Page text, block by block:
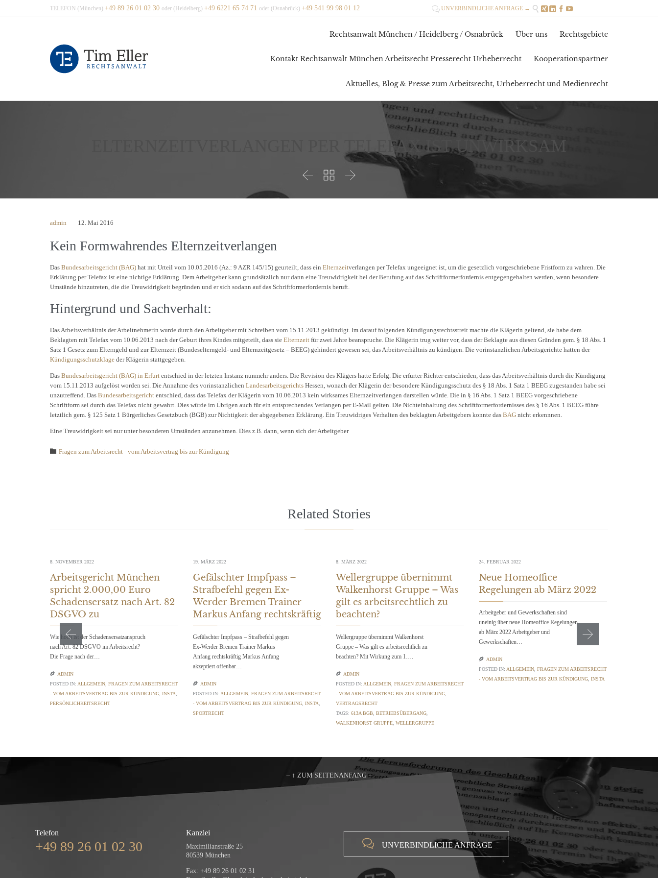
TELEFON (München) +49 89 26 01 02 30 oder (Heidelberg) +49 6221 65 74 71 oder (Osnabrück) +49 541 99 98 01 12  UNVERBINDLICHE ANFRAGE →     
Rechtsanwalt München / Heidelberg / Osnabrück Über uns Rechtsgebiete
Kontakt Rechtsanwalt München Arbeitsrecht Presserecht Urheberrecht Kooperationspartner
Aktuelles, Blog & Presse zum Arbeitsrecht, Urheberrecht und Medienrecht
ELTERNZEITVERLANGEN PER TELEFAX IST UNWIRKSAM
  
admin 12. Mai 2016
Kein Formwahrendes Elternzeitverlangen
Das Bundesarbeitsgericht (BAG) hat mit Urteil vom 10.05.2016 (Az.: 9 AZR 145/15) geurteilt, dass ein Elternzeitverlangen per Telefax ungeeignet ist, um die gesetzlich vorgeschriebene Fristform zu wahren. Die
Erklärung per Telefax ist eine nichtige Erklärung. Dem Arbeitgeber kann grundsätzlich nur dann eine Treuwidrigkeit bei der Berufung auf das Schriftformerfordernis entgegengehalten werden, wenn besondere
Umstände hinzutreten, die die Treuwidrigkeit begründen und er sich sodann auf das Schriftformerfordernis beruft.
Hintergrund und Sachverhalt:
Das Arbeitsverhältnis der Arbeitnehmerin wurde durch den Arbeitgeber mit Schreiben vom 15.11.2013 gekündigt. Im darauf folgenden Kündigungsrechtsstreit machte die Klägerin geltend, sie habe dem
Beklagten mit Telefax vom 10.06.2013 nach der Geburt ihres Kindes mitgeteilt, dass sie Elternzeit für zwei Jahre beanspruche. Die Klägerin trug weiter vor, dass der Beklagte aus diesen Gründen gem. § 18 Abs. 1
Satz 1 Gesetz zum Elterngeld und zur Elternzeit (Bundeselterngeld- und Elternzeitgesetz – BEEG) gehindert gewesen sei, das Arbeitsverhältnis zu kündigen. Die vorinstanzlichen Arbeitsgerichte hatten der
Kündigungsschutzklage der Klägerin stattgegeben.
Das Bundesarbeitsgericht (BAG) in Erfurt entschied in der letzten Instanz nunmehr anders. Die Revision des Klägers hatte Erfolg. Die erfurter Richter entschieden, dass das Arbeitsverhältnis durch die Kündigung
vom 15.11.2013 aufgelöst worden sei. Die Annahme des vorinstanzlichen Landesarbeitsgerichts Hessen, wonach der Klägerin der besondere Kündigungsschutz des § 18 Abs. 1 Satz 1 BEEG zugestanden habe sei
unzutreffend. Das Bundesarbeitsgericht entschied, dass das Telefax der Klägerin vom 10.06.2013 kein wirksames Elternzeitverlangen darstellen würde. Die in § 16 Abs. 1 Satz 1 BEEG vorgeschriebene
Schriftform sei durch das Telefax nicht gewahrt. Dies würde im Übrigen auch für ein entsprechendes Verlangen per E-Mail gelten. Die Nichteinhaltung des Schriftformerfordernisses des § 16 Abs. 1 BEEG führe
letztlich gem. § 125 Satz 1 Bürgerliches Gesetzbuch (BGB) zur Nichtigkeit der abgegebenen Erklärung. Ein Treuwidriges Verhalten des beklagten Arbeitgebers konnte das BAG nicht erkennnen.
Eine Treuwidrigkeit sei nur unter besonderen Umständen anzunehmen. Dies z.B. dann, wenn sich der Arbeitgeber
 Category
Fragen zum Arbeitsrecht - vom Arbeitsvertrag bis zur Kündigung
Related Stories
8. NOVEMBER 2022
Arbeitsgericht München
spricht 2.000,00 Euro
Schadensersatz nach Art. 82
DSGVO zu
Wie hoch ist der Schadensersatzanspruch
nach Art. 82 DSGVO im Arbeitsrecht?
Die Frage nach der…
 ADMIN
POSTED IN: ALLGEMEIN FRAGEN ZUM ARBEITSRECHT
- VOM ARBEITSVERTRAG BIS ZUR KÜNDIGUNG INSTA
PERSÖNLICHKEITSRECHT
19. MÄRZ 2022
Gefälschter Impfpass –
Strafbefehl gegen Ex-
Werder Bremen Trainer
Markus Anfang rechtskräftig
Gefälschter Impfpass – Strafbefehl gegen
Ex-Werder Bremen Trainer Markus
Anfang rechtskräftig Markus Anfang
akzeptiert offenbar…
 ADMIN
POSTED IN: ALLGEMEIN FRAGEN ZUM ARBEITSRECHT
- VOM ARBEITSVERTRAG BIS ZUR KÜNDIGUNG INSTA
SPORTRECHT
8. MÄRZ 2022
Wellergruppe übernimmt
Walkenhorst Gruppe – Was
gilt es arbeitsrechtlich zu
beachten?
Wellergruppe übernimmt Walkenhorst
Gruppe – Was gilt es arbeitsrechtlich zu
beachten? Mit Wirkung zum 1….
 ADMIN
POSTED IN: ALLGEMEIN FRAGEN ZUM ARBEITSRECHT
- VOM ARBEITSVERTRAG BIS ZUR KÜNDIGUNG
VERTRAGSRECHT
TAGS: 613A BGB BETRIEBSÜBERGANG
WALKENHORST GRUPPE WELLERGRUPPE
24. FEBRUAR 2022
Neue Homeoffice
Regelungen ab März 2022
Arbeitgeber und Gewerkschaften sind
uneinig über neue Homeoffice Regelungen
ab März 2022 Arbeitgeber und
Gewerkschaften…
 ADMIN
POSTED IN: ALLGEMEIN FRAGEN ZUM ARBEITSRECHT
- VOM ARBEITSVERTRAG BIS ZUR KÜNDIGUNG INSTA
– ↑ ZUM SEITENANFANG –
Telefon
+49 89 26 01 02 30
Kanzlei
Maximilianstraße 25
80539 München
Fax: +49 89 26 01 02 31
 UNVERBINDLICHE ANFRAGE